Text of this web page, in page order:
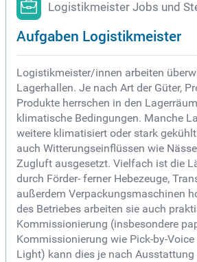
Logistikmeister Jobs und
Aufgaben Logistikmeister
Logistikmeister/innen arbeiten
Lagerhallen. Je nach Art der Güter,
Produkte herrschen in den
klimatische Bedingungen. Manche
weitere klimatisiert oder stark
auch Witterungseinflüssen wie
Zugluft ausgesetzt. Vielfach ist die
durch Förder- ferner Hebezeuge,
außerdem Verpackungsmaschinen
des Betriebes arbeiten sie auch
Kommissionierung (insbesondere
Kommissionierung wie Pick-by-
Light) kann dies je nach Ausstattung